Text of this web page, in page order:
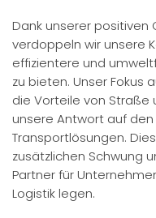
Dank unserer positiven
verdoppeln wir unsere
effizientere und
zu bieten. Unser Fokus
die Vorteile von Straße
unsere Antwort auf
Transportlösungen.
zusätzlichen Schwung
Partner für
Logistik legen.